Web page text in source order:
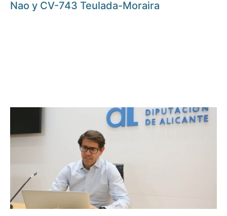
Nao y CV-743 Teulada-Moraira